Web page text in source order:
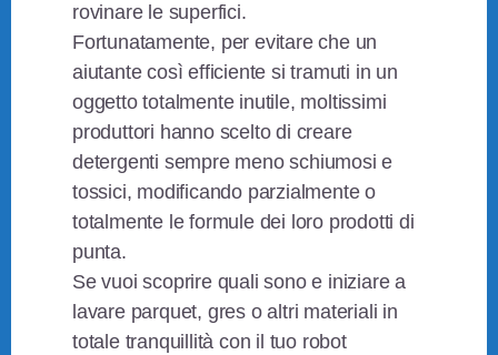
rovinare le superfici.
Fortunatamente, per evitare che un
aiutante così efficiente si tramuti in un
oggetto totalmente inutile, moltissimi
produttori hanno scelto di creare
detergenti sempre meno schiumosi e
tossici, modificando parzialmente o
totalmente le formule dei loro prodotti di
punta.
Se vuoi scoprire quali sono e iniziare a
lavare parquet, gres o altri materiali in
totale tranquillità con il tuo robot